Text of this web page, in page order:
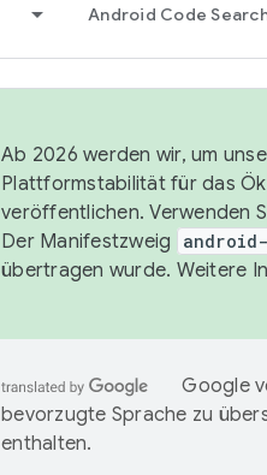
Android Code
Ab 2026 werden wir, um
Plattformstabilität für das
veröffentlichen. Verwenden
Der Manifestzweig
übertragen wurde. Weitere
Google
bevorzugte Sprache zu
enthalten.